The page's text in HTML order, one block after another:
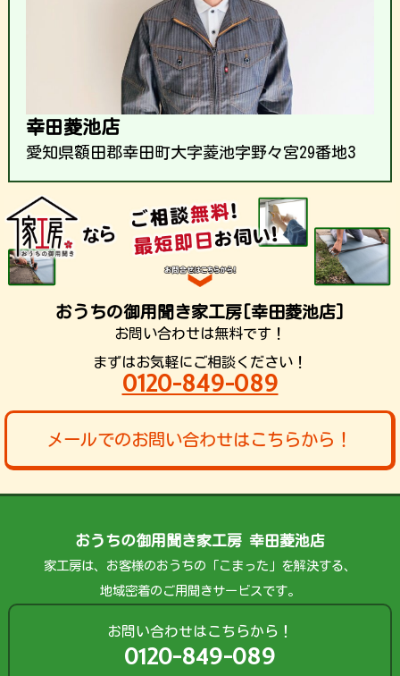
幸田菱池店
愛知県額田郡幸田町大字菱池字野々宮29番地3
おうちの御用聞き家工房[幸田菱池店]
お問い合わせは無料です！
まずはお気軽にご相談ください！
0120-849-089
メールでのお問い合わせはこちらから！
おうちの御用聞き家工房 幸田菱池店
家工房は、お客様のおうちの「こまった」を解決する、
地域密着のご用聞きサービスです。
お問い合わせはこちらから！
0120-849-089